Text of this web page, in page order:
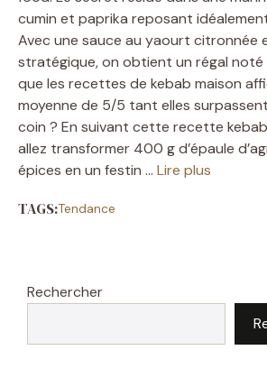
cumin et paprika reposant
Avec une sauce au yaourt citronnée
stratégique, on obtient un régal noté
que les recettes de kebab maison
moyenne de 5/5 tant elles
coin ? En suivant cette recette
allez transformer 400 g d’épaule
épices en un festin … Lire plus
TAGS:Tendance
Rechercher